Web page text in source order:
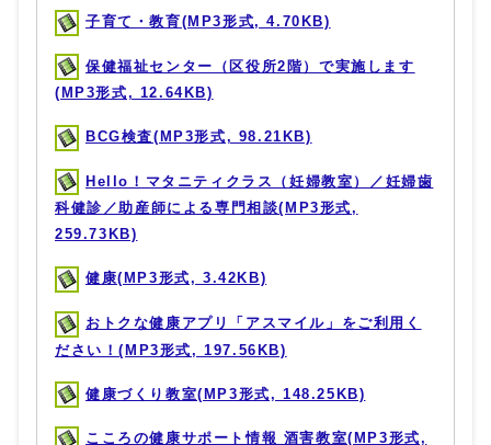
子育て・教育(MP3形式, 4.70KB)
保健福祉センター（区役所2階）で実施します
(MP3形式, 12.64KB)
BCG検査(MP3形式, 98.21KB)
Hello！マタニティクラス（妊婦教室）／妊婦歯
科健診／助産師による専門相談(MP3形式,
259.73KB)
健康(MP3形式, 3.42KB)
おトクな健康アプリ「アスマイル」をご利用く
ださい！(MP3形式, 197.56KB)
健康づくり教室(MP3形式, 148.25KB)
こころの健康サポート情報 酒害教室(MP3形式,